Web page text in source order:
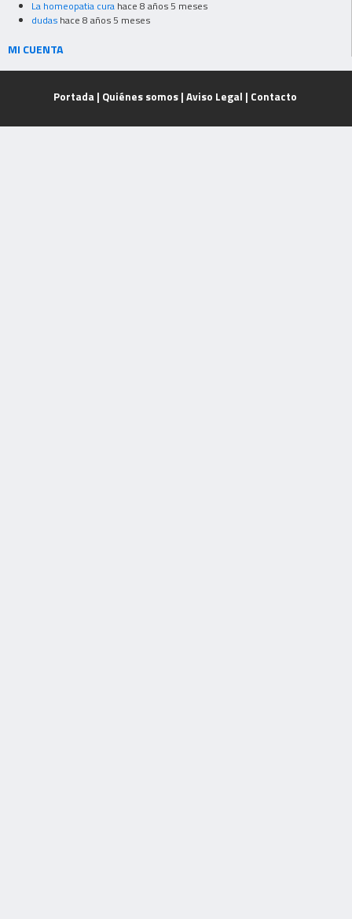
La homeopatia cura hace 8 años 5 meses
dudas hace 8 años 5 meses
MI CUENTA
Portada | Quiénes somos| Aviso Legal | Contacto